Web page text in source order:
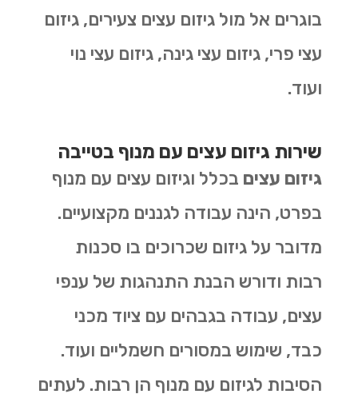
בוגרים אל מול גיזום עצים צעירים, גיזום
עצי פרי, גיזום עצי גינה, גיזום עצי נוי
ועוד.
שירות גיזום עצים עם מנוף בטייבה
גיזום עצים בכלל וגיזום עצים עם מנוף
בפרט, הינה עבודה לגננים מקצועיים.
מדובר על גיזום שכרוכים בו סכנות
רבות ודורש הבנת התנהגות של ענפי
עצים, עבודה בגבהים עם ציוד מכני
כבד, שימוש במסורים חשמליים ועוד.
הסיבות לגיזום עם מנוף הן רבות. לעתים